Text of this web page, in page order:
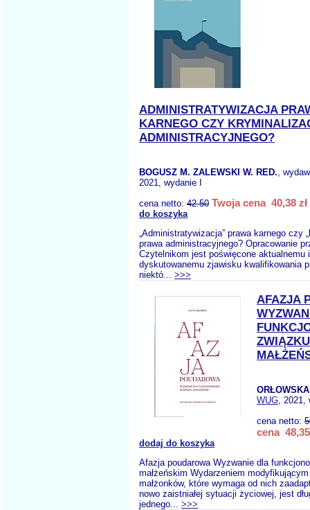
ADMINISTRATYWIZACJA
KARNEGO CZY
ADMINISTRACYJNEGO?
BOGUSZ M. ZALEWSKI W. RED.,
2021, wydanie I
cena netto: 42.50 Twoja cena 40,38 zł
do koszyka
„Administratywizacja” prawa karnego czy
prawa administracyjnego? Opracowanie
Czytelnikom jest poświęcone aktualnemu
dyskutowanemu zjawisku kwalifikowania
niektó... >>>
AFAZJA
ZWIĄZKU
WUG, 2021,
cena netto:
cena 48,35
dodaj do koszyka
Afazja poudarowa Wyzwanie dla
małżeńskim Wydarzeniem
małżonków, które wymaga od nich
nowo zaistniałej sytuacji życiowej, jest
jednego... >>>